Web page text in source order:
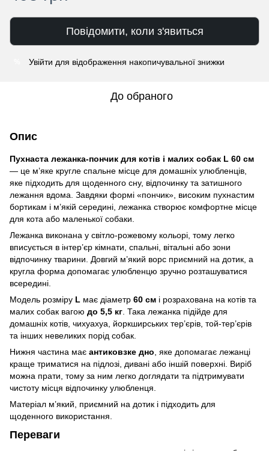
Повідомити, коли з'явиться
Увійти для відображення накопичувальної знижки
До обраного
Опис
Пухнаста лежанка-пончик для котів і малих собак L 60 см
— це м’яке кругле спальне місце для домашніх улюбленців,
яке підходить для щоденного сну, відпочинку та затишного
лежання вдома. Завдяки формі «пончик», високим пухнастим
бортикам і м’якій середині, лежанка створює комфортне місце
для кота або маленької собаки.
Лежанка виконана у світло-рожевому кольорі, тому легко
вписується в інтер’єр кімнати, спальні, вітальні або зони
відпочинку тварини. Довгий м’який ворс приємний на дотик, а
кругла форма допомагає улюбленцю зручно розташуватися
всередині.
Модель розміру L має діаметр 60 см і розрахована на котів та
малих собак вагою до 5,5 кг . Така лежанка підійде для
домашніх котів, чихуахуа, йоркширських тер’єрів, той-тер’єрів
та інших невеликих порід собак.
Нижня частина має антиковзке дно , яке допомагає лежанці
краще триматися на підлозі, дивані або іншій поверхні. Виріб
можна прати, тому за ним легко доглядати та підтримувати
чистоту місця відпочинку улюбленця.
Матеріал м’який, приємний на дотик і підходить для
щоденного використання.
Переваги